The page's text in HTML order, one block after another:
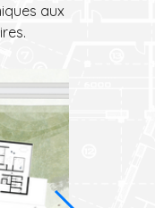
aux